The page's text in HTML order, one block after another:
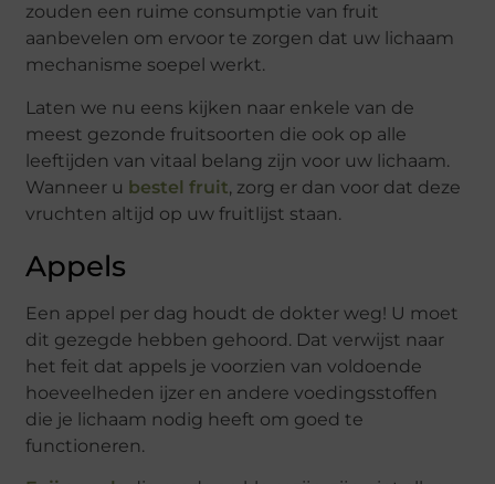
zouden een ruime consumptie van fruit
aanbevelen om ervoor te zorgen dat uw lichaam
mechanisme soepel werkt.
Laten we nu eens kijken naar enkele van de
meest gezonde fruitsoorten die ook op alle
leeftijden van vitaal belang zijn voor uw lichaam.
Wanneer u bestel fruit, zorg er dan voor dat deze
vruchten altijd op uw fruitlijst staan.
Appels
Een appel per dag houdt de dokter weg! U moet
dit gezegde hebben gehoord. Dat verwijst naar
het feit dat appels je voorzien van voldoende
hoeveelheden ijzer en andere voedingsstoffen
die je lichaam nodig heeft om goed te
functioneren.